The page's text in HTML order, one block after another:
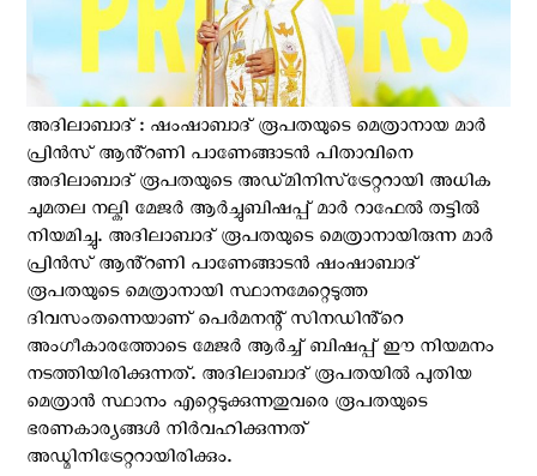
അദിലാബാദ് : ഷംഷാബാദ് രൂപതയുടെ മെത്രാനായ മാർ
പ്രിൻസ് ആൻ്റണി പാണേങ്ങാടൻ പിതാവിനെ
അദിലാബാദ് രൂപതയുടെ അഡ്‌മിനിസ്‌ട്രേറ്ററായി അധിക
ചുമതല നല്കി മേജർ ആർച്ചുബിഷപ്പ് മാർ റാഫേൽ തട്ടിൽ
നിയമിച്ചു. അദിലാബാദ് രൂപതയുടെ മെത്രാനായിരുന്ന മാർ
പ്രിൻസ് ആൻ്റണി പാണേങ്ങാടൻ ഷംഷാബാദ്
രൂപതയുടെ മെത്രാനായി സ്ഥാനമേറ്റെടുത്ത
ദിവസംതന്നെയാണ് പെർമനന്റ് സിനഡിൻ്റെ
അംഗീകാരത്തോടെ മേജർ ആര്‍ച്ച് ബിഷപ്പ് ഈ നിയമനം
നടത്തിയിരിക്കുന്നത്. അദിലാബാദ് രൂപതയിൽ പുതിയ
മെത്രാൻ സ്ഥാനം എറ്റെടുക്കുന്നതുവരെ രൂപതയുടെ
ഭരണകാര്യങ്ങൾ നിർവഹിക്കുന്നത്
അഡ്മിനിട്രേറ്ററായിരിക്കും.